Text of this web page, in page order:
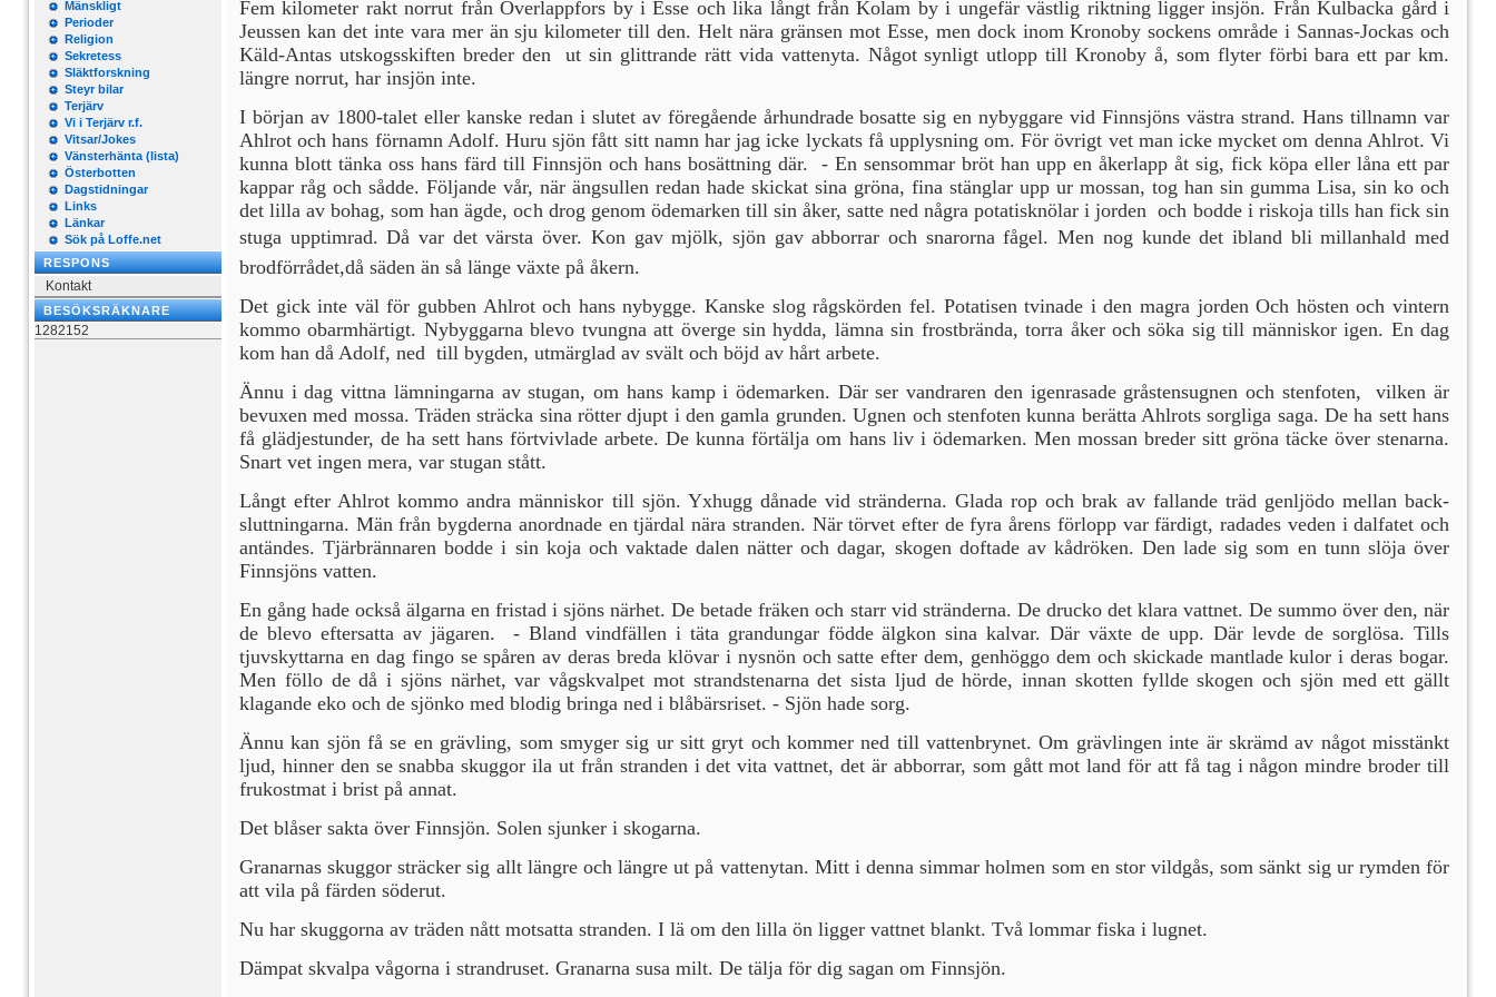
Mänskligt
Perioder
Religion
Sekretess
Släktforskning
Steyr bilar
Terjärv
Vi i Terjärv r.f.
Vitsar/Jokes
Vänsterhänta (lista)
Österbotten
Dagstidningar
Links
Länkar
Sök på Loffe.net
RESPONS
Kontakt
BESÖKSRÄKNARE
1282152
Fem kilometer rakt norrut från Överlappfors by i Esse och lika långt från Kolam by i ungefär västlig riktning ligger insjön. Från Kulbacka gård i
Jeussen kan det inte vara mer än sju kilometer till den. Helt nära gränsen mot Esse, men dock inom Krono­by sockens område i Sannas-Jockas och
Käld-Antas utskogsskiften breder den ut sin glittrande rätt vida vattenyta. Något synligt utlopp till Kronoby å, som flyter förbi bara ett par km.
längre norrut, har insjön inte.
I början av 1800-talet eller kanske redan i slutet av föregående århundrade bosatte sig en nybyggare vid Finnsjöns västra strand. Hans tillnamn var
Ahlrot och hans förnamn Adolf. Huru sjön fått sitt namn har jag icke lyckats få upplysning om. För övrigt vet man icke mycket om denna Ahlrot. Vi
kunna blott tänka oss hans färd till Finnsjön och hans bosättning där. - En sensommar bröt han upp en åkerlapp åt sig, fick köpa eller låna ett par
kappar råg och sådde. Följande vår, när ängsullen redan hade skickat si­na gröna, fina stänglar upp ur mossan, tog han sin gumma Lisa, sin ko och
det lilla av bohag, som han ägde, och drog genom ödemarken till sin åker, satte ned några potatisknölar i jorden och bodde i riskoja tills han fick sin
stuga upptimrad. Då var det värsta över. Kon gav mjölk, sjön gav abborrar och snarorna fågel. Men nog kunde det ibland bli millanhald med
brodförrådet,då säden än så länge växte på åkern.
Det gick inte väl för gubben Ahlrot och hans nybygge. Kanske slog rågskörden fel. Potatisen tvinade i den magra jorden Och hösten och vintern
kommo obarmhärtigt. Nybyggarna blevo tvungna att överge sin hydda, lämna sin frostbrända, torra åker och sö­ka sig till människor igen. En dag
kom han då Adolf, ned till bygden, utmärglad av svält och böjd av hårt arbete.
Ännu i dag vittna lämningarna av stugan, om hans kamp i ödemarken. Där ser vandraren den igenrasade gråstensugnen och stenfo­ten, vilken är
bevuxen med mossa. Träden sträcka sina rötter djupt i den gamla grunden. Ugnen och stenfoten kunna berätta Ahlrots sorgliga saga. De ha sett hans
få glädjestunder, de ha sett hans förtvivlade arbete. De kunna förtälja om hans liv i ödemarken. Men mossan breder sitt gröna täcke över stenarna.
Snart vet ingen mera, var stugan stått.
Långt efter Ahlrot kommo andra människor till sjön. Yxhugg då­nade vid stränderna. Glada rop och brak av fallande träd genljödo mellan back-
sluttningarna. Män från bygderna anordnade en tjärdal nära stranden. När törvet efter de fyra årens förlopp var färdigt, radades veden i dalfatet och
antändes. Tjärbrännaren bodde i sin koja och vaktade dalen nätter och dagar, skogen doftade av kådröken. Den lade sig som en tunn slöja över
Finnsjöns vatten.
En gång hade också älgarna en fristad i sjöns närhet. De betade fräken och starr vid stränderna. De drucko det klara vattnet. De summo över den, när
de blevo eftersatta av jägaren. - Bland vindfällen i täta grandungar födde älgkon sina kalvar. Där växte de upp. Där levde de sorglösa. Tills
tjuvskyttarna en dag fingo se spåren av deras breda klövar i nysnön och satte efter dem, genhöggo dem och skickade mantlade kulor i deras bogar.
Men föllo de då i sjöns närhet, var vågskvalpet mot strandstenarna det sista ljud de hörde, innan skotten fyllde skogen och sjön med ett gällt
klagande eko och de sjönko med blodig bringa ned i blåbärs­riset. - Sjön hade sorg.
Ännu kan sjön få se en grävling, som smyger sig ur sitt gryt och kommer ned till vattenbrynet. Om grävlingen inte är skrämd av något misstänkt
ljud, hinner den se snabba skuggor ila ut från stranden i det vita vattnet, det är abborrar, som gått mot landför att få tag i någon mindre broder till
frukostmat i brist på annat.
Det blåser sakta över Finnsjön. Solen sjunker i skogarna.
Granarnas skuggor sträcker sig allt längre och längre ut på vattenytan. Mitt i denna simmar holmen som en stor vildgås, som sänkt sig ur rymden för
att vila på färden söderut.
Nu har skuggorna av träden nått motsatta stranden. I lä om den lilla ön ligger vattnet blankt. Två lommar fiska i lugnet.
Dämpat skvalpa vågorna i strandruset. Granarna susa milt. De tälja för dig sagan om Finnsjön.